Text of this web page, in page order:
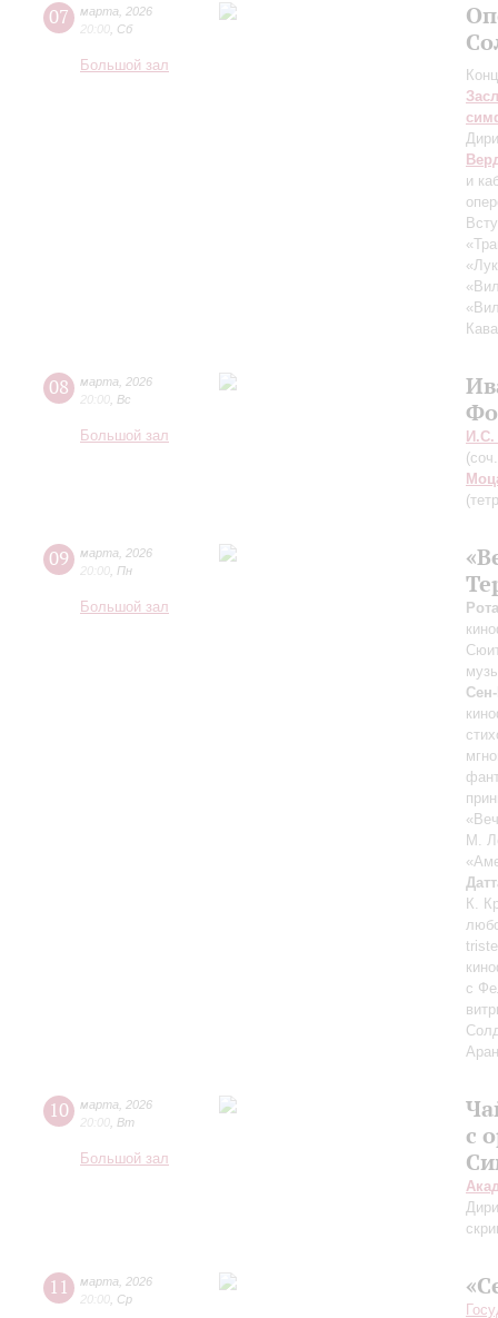
07 марта
2026
20:00 Сб
Большой зал
и
08 марта
2026
20:00 Вс
Большой зал
И.С.
09 марта
2026
20:00 Пн
Большой зал
Рота
М.
К.
с
10 марта
2026
20:00 Вт
Большой зал
с
11 марта
2026
20:00 Ср